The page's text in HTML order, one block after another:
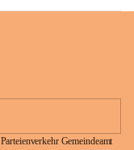
Gemeindeamt